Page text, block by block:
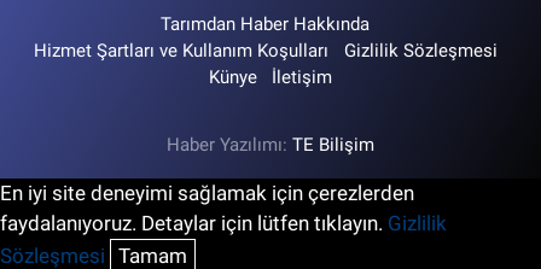
Tarımdan Haber Hakkında
Hizmet Şartları ve Kullanım Koşulları
Gizlilik Sözleşmesi
Künye
İletişim
Haber Yazılımı: TE Bilişim
En iyi site deneyimi sağlamak için çerezlerden
faydalanıyoruz. Detaylar için lütfen tıklayın. Gizlilik
Sözleşmesi Tamam